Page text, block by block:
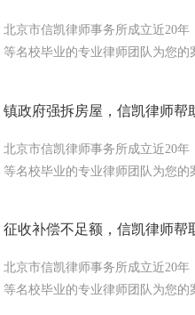
北京市信凯律师事务所成立近20
等名校毕业的专业律师团队为您的
镇政府强拆房屋，信凯律师帮
北京市信凯律师事务所成立近20
等名校毕业的专业律师团队为您的
征收补偿不足额，信凯律师帮
北京市信凯律师事务所成立近20
等名校毕业的专业律师团队为您的